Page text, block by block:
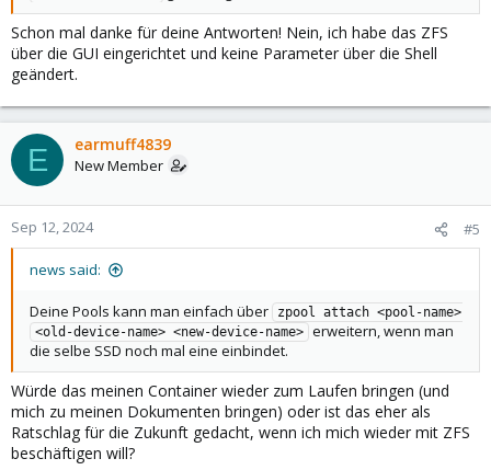
Schon mal danke für deine Antworten! Nein, ich habe das ZFS
über die GUI eingerichtet und keine Parameter über die Shell
geändert.
E earmuff4839
New Member
Sep 12, 2024 #5
news said:
Deine Pools kann man einfach über
zpool attach <pool-name>
<old-device-name> <new-device-name> erweitern, wenn man
die selbe SSD noch mal eine einbindet.
Würde das meinen Container wieder zum Laufen bringen (und
mich zu meinen Dokumenten bringen) oder ist das eher als
Ratschlag für die Zukunft gedacht, wenn ich mich wieder mit ZFS
beschäftigen will?